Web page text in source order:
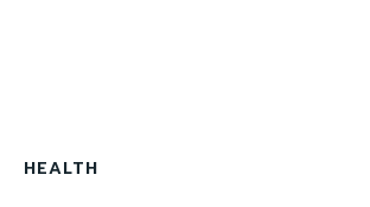
HEALTH